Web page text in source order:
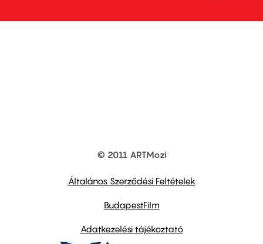
© 2011 ARTMozi
Általános Szerződési Feltételek
BudapestFilm
Adatkezelési tájékoztató